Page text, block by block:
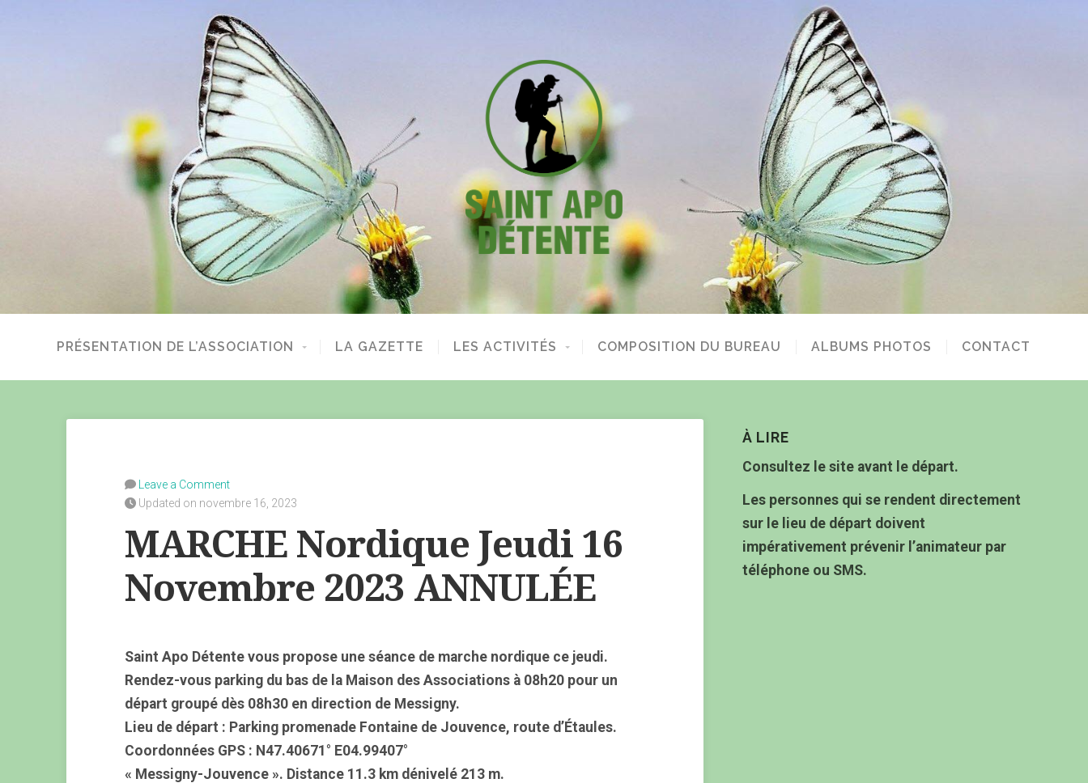
PRÉSENTATION DE L’ASSOCIATION LA GAZETTE LES ACTIVITÉS COMPOSITION DU BUREAU ALBUMS PHOTOS CONTACT
Leave a Comment
Updated on novembre 16, 2023
MARCHE Nordique Jeudi 16
Novembre 2023 ANNULÉE
Saint Apo Détente vous propose une séance de marche nordique ce jeudi.
Rendez-vous parking du bas de la Maison des Associations à 08h20 pour un
départ groupé dès 08h30 en direction de Messigny.
Lieu de départ : Parking promenade Fontaine de Jouvence, route d’Étaules.
Coordonnées GPS : N47.40671° E04.99407°
« Messigny-Jouvence ». Distance 11.3 km dénivelé 213 m.
À LIRE
Consultez le site avant le départ.
Les personnes qui se rendent directement
sur le lieu de départ doivent
impérativement prévenir l’animateur par
téléphone ou SMS.